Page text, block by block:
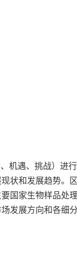
机遇、挑战）进
状和发展趋势。
国家生物样品处理
发展方向和各细